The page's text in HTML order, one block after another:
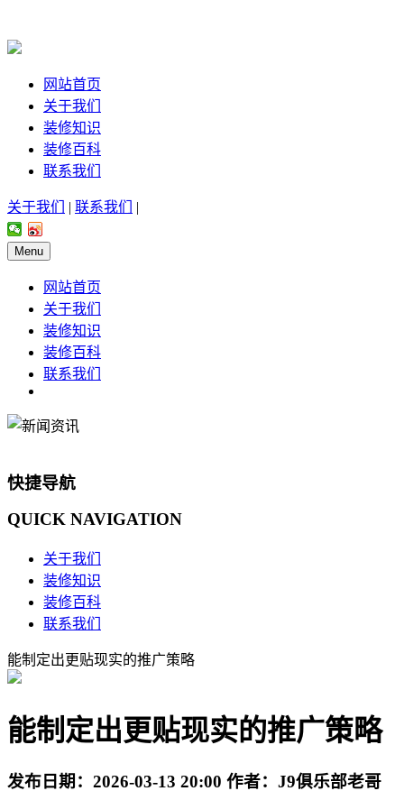
网站首页
关于我们
装修知识
装修百科
联系我们
关于我们 | 联系我们 |
Menu
网站首页
关于我们
装修知识
装修百科
联系我们
快捷导航
QUICK NAVIGATION
关于我们
装修知识
装修百科
联系我们
能制定出更贴现实的推广策略
能制定出更贴现实的推广策略
发布日期： 2026-03-13 20:00 作者： J9俱乐部老哥